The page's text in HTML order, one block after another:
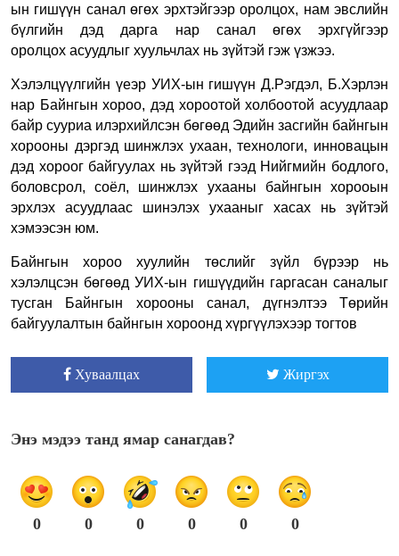
ын гишүүн санал өгөх эрхтэйгээр оролцох, нам эвслийн
бүлгийн дэд дарга нар санал өгөх эрхгүйгээр
оролцох асуудлыг хуульчлах нь зүйтэй гэж үзжээ.
Хэлэлцүүлгийн үеэр УИХ-ын гишүүн Д.Рэгдэл, Б.Хэрлэн
нар Байнгын хороо, дэд хороотой холбоотой асуудлаар
байр сууриа илэрхийлсэн бөгөөд Эдийн засгийн байнгын
хорооны дэргэд шинжлэх ухаан, технологи, инновацын
дэд хороог байгуулах нь зүйтэй гээд Нийгмийн бодлого,
боловсрол, соёл, шинжлэх ухааны байнгын хорооын
эрхлэх асуудлаас шинэлэх ухааныг хасах нь зүйтэй
хэмээсэн юм.
Байнгын хороо хуулийн төслийг зүйл бүрээр нь
хэлэлцсэн бөгөөд УИХ-ын гишүүдийн гаргасан саналыг
тусган Байнгын хорооны санал, дүгнэлтээ Төрийн
байгуулалтын байнгын хороонд хүргүүлэхээр тогтов
Хуваалцах Жиргэх
Энэ мэдээ танд ямар санагдав?
0 0 0 0 0 0